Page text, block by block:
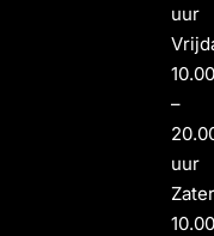
uur
–
uur